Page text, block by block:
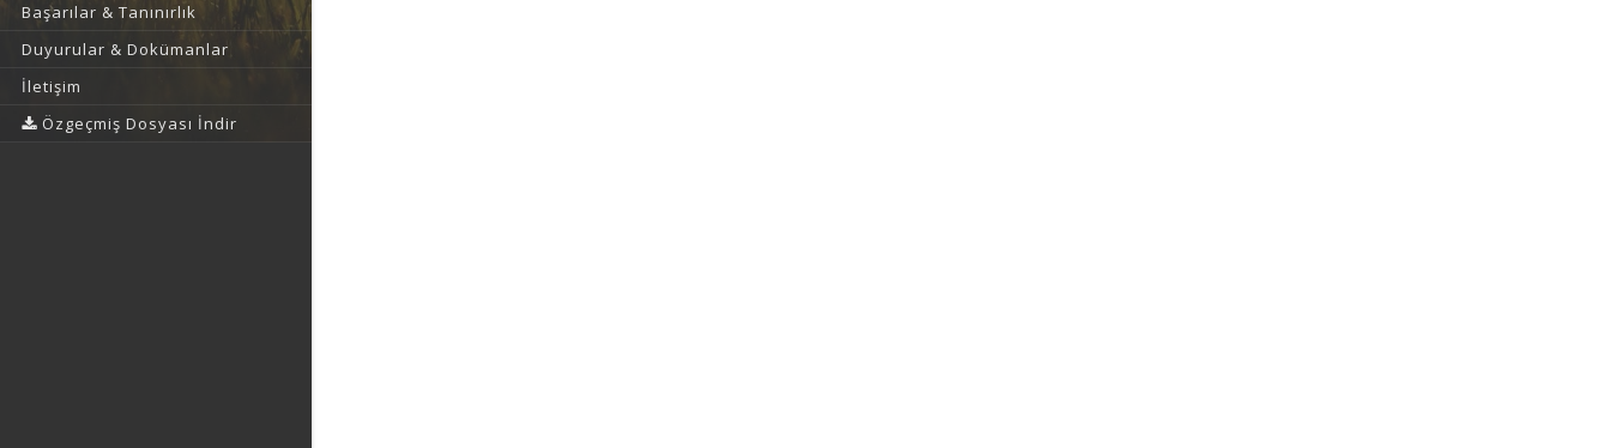
Başarılar & Tanınırlık
Duyurular & Dokümanlar
İletişim
Özgeçmiş Dosyası İndir